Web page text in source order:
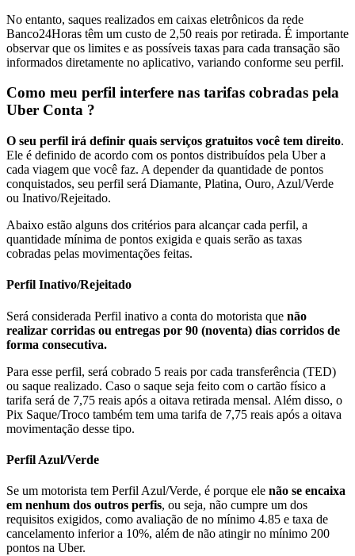
No entanto, saques realizados em caixas eletrônicos da rede
Banco24Horas têm um custo de 2,50 reais por retirada. É importante
observar que os limites e as possíveis taxas para cada transação são
informados diretamente no aplicativo, variando conforme seu perfil.
Como meu perfil interfere nas tarifas cobradas pela
Uber Conta ?
O seu perfil irá definir quais serviços gratuitos você tem direito.
Ele é definido de acordo com os pontos distribuídos pela Uber a
cada viagem que você faz. A depender da quantidade de pontos
conquistados, seu perfil será Diamante, Platina, Ouro, Azul/Verde
ou Inativo/Rejeitado.
Abaixo estão alguns dos critérios para alcançar cada perfil, a
quantidade mínima de pontos exigida e quais serão as taxas
cobradas pelas movimentações feitas.
Perfil Inativo/Rejeitado
Será considerada Perfil inativo a conta do motorista que não
realizar corridas ou entregas por 90 (noventa) dias corridos de
forma consecutiva.
Para esse perfil, será cobrado 5 reais por cada transferência (TED)
ou saque realizado. Caso o saque seja feito com o cartão físico a
tarifa será de 7,75 reais após a oitava retirada mensal. Além disso, o
Pix Saque/Troco também tem uma tarifa de 7,75 reais após a oitava
movimentação desse tipo.
Perfil Azul/Verde
Se um motorista tem Perfil Azul/Verde, é porque ele não se encaixa
em nenhum dos outros perfis, ou seja, não cumpre um dos
requisitos exigidos, como avaliação de no mínimo 4.85 e taxa de
cancelamento inferior a 10%, além de não atingir no mínimo 200
pontos na Uber.